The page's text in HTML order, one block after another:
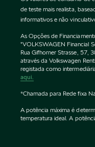
de teste mais realista,
informativos e não
As Opções de
"VOLKSWAGEN Financial
Rua Gifhorner Strasse, 57,
através da Volkswagen
registada como
aqui.
*Chamada para Rede fixa
A potência máxima é
temperatura ideal. A